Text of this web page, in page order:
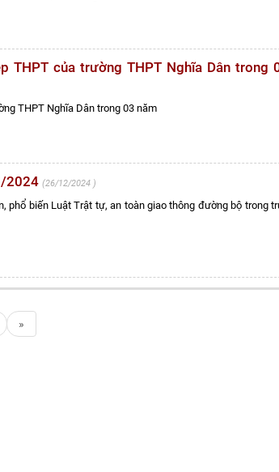
THPT của trường THPT Nghĩa Dân trong
THPT Nghĩa Dân trong 03 năm
2024 26/12/2024
phổ biến Luật Trật tự, an toàn giao thông đường bộ trong
»